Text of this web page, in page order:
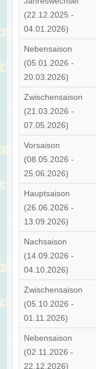
(22.12.2025 -
04.01.2026)
Nebensaison
(05.01.2026 -
20.03.2026)
Zwischensaison
(21.03.2026 -
07.05.2026)
Vorsaison
(08.05.2026 -
25.06.2026)
Hauptsaison
(26.06.2026 -
13.09.2026)
Nachsaison
(14.09.2026 -
04.10.2026)
Zwischensaison
(05.10.2026 -
01.11.2026)
Nebensaison
(02.11.2026 -
22.12.2026)